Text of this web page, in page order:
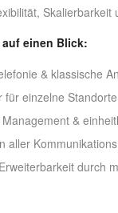
Skalierbarkeit
einen Blick:
& klassische
für einzelne
&
aller
durch